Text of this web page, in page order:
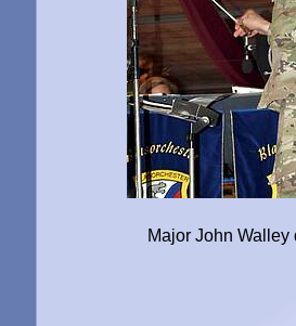
Major John Walley